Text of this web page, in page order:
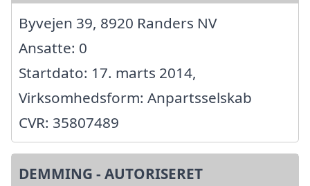
Byvejen 39, 8920 Randers NV
Ansatte: 0
Startdato: 17. marts 2014,
Virksomhedsform: Anpartsselskab
CVR: 35807489
DEMMING - AUTORISERET